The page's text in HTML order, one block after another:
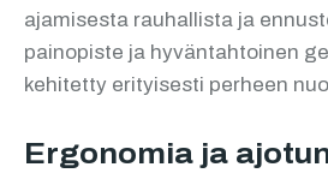
ajamisesta rauhallista ja
painopiste ja hyväntahtoinen
kehitetty erityisesti perheen
Ergonomia ja